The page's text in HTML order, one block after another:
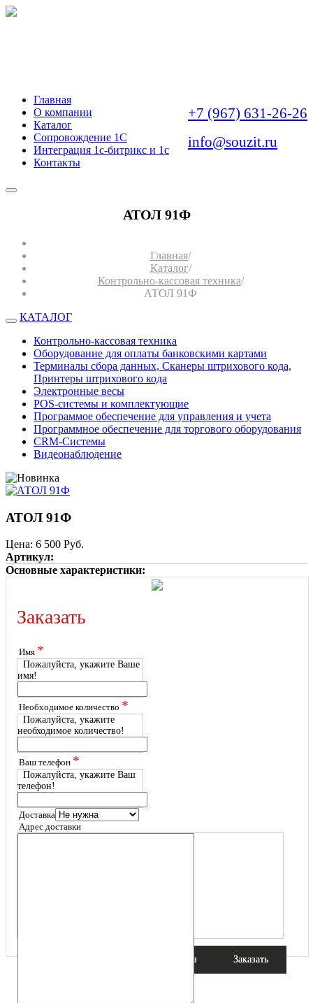
+7 (967) 631-26-26
info@souzit.ru
Главная
О компании
Каталог
Сопровождение 1С
Интеграция 1с-битрикс и 1с
Контакты
АТОЛ 91Ф
Главная/
Каталог/
Контрольно-кассовая техника/
АТОЛ 91Ф
КАТАЛОГ
Контрольно-кассовая техника
Оборудование для оплаты банковскими картами
Терминалы сбора данных, Сканеры штрихового кода,
Принтеры штрихового кода
Электронные весы
POS-системы и комплектующие
Программое обеспечение для управления и учета
Программное обеспечение для торгового оборудования
CRM-Системы
Видеонаблюдение
АТОЛ 91Ф
Цена: 6 500 Руб.
Артикул:
Основные характеристики:
Заказать
Имя *
Пожалуйста, укажите Ваше
имя!
Необходимое количество *
Пожалуйста, укажите
необходимое количество!
Ваш телефон *
Пожалуйста, укажите Ваш
телефон!
Доставка
Адрес доставки